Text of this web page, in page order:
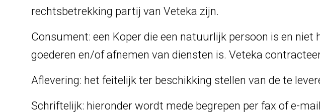
rechtsbetrekking partij van Veteka zijn.
Consument: een Koper die een natuurlijk persoon is en
goederen en/of afnemen van diensten is. Veteka
Aflevering: het feitelijk ter beschikking stellen van de te
Schriftelijk: hieronder wordt mede begrepen per fax of e-